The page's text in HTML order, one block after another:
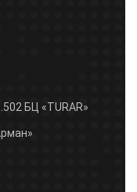
БЦ «TURAR»